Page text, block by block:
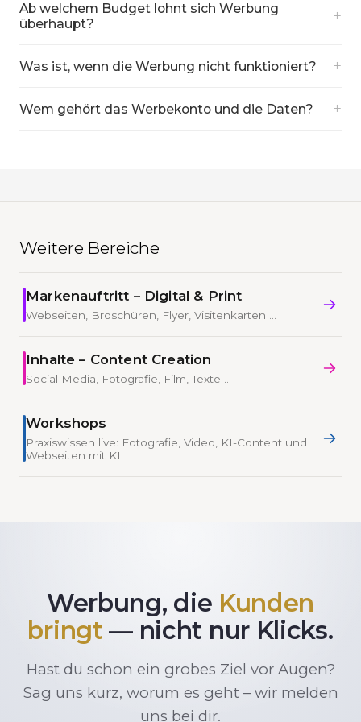
Ab welchem Budget lohnt sich Werbung
überhaupt?
+
Was ist, wenn die Werbung nicht funktioniert? +
Wem gehört das Werbekonto und die Daten? +
Weitere Bereiche
Markenauftritt – Digital & Print
Webseiten, Broschüren, Flyer, Visitenkarten …
Inhalte – Content Creation
Social Media, Fotografie, Film, Texte …
Workshops
Praxiswissen live: Fotografie, Video, KI-Content und
Webseiten mit KI.
Werbung, die Kunden
bringt — nicht nur Klicks.
Hast du schon ein grobes Ziel vor Augen?
Sag uns kurz, worum es geht – wir melden
uns bei dir.